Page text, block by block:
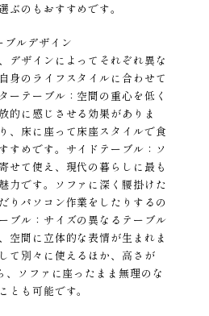
ぶのもおすすめです。
ブルデザイン
デザインによってそれぞれ異な
身のライフスタイルに合わせて
ーテーブル：空間の重心を低く
的に感じさせる効果がありま
、床に座って床座スタイルで食
すめです。サイドテーブル：ソ
せて使え、現代の暮らしに最も
力です。ソファに深く腰掛けた
りパソコン作業をしたりするの
ブル：サイズの異なるテーブル
空間に立体的な表情が生まれま
て別々に使えるほか、高さが
ソファに座ったまま無理のな
とも可能です。